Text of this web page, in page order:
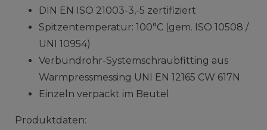
DIN EN ISO 21003-3,-5 zertifiziert
Spitzentemperatur: 100°C (gem. ISO 10508 /
UNI 10954)
Verbundrohr-Systemschraubfitting aus
Warmpressmessing UNI EN 12165 CW 617N
Einzeln verpackt im Beutel
Produktdaten: